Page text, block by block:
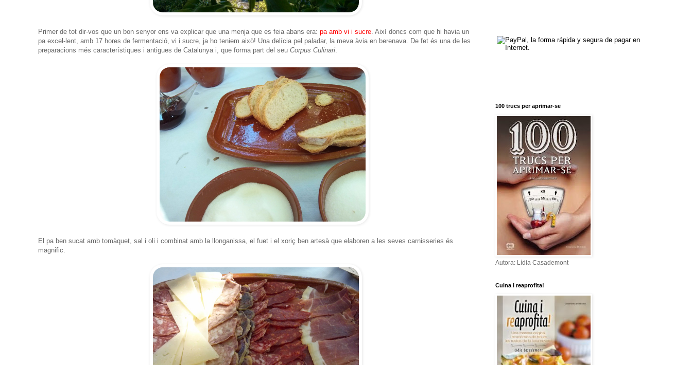
Primer de tot dir-vos que un bon senyor ens va explicar que una menja que es feia abans era: pa amb vi i sucre . Així doncs com que hi havia un
pa excel-lent, amb 17 hores de fermentació, vi i sucre, ja ho teniem això! Una delícia pel paladar, la meva àvia en berenava. De fet és una de les
preparacions més característiques i antigues de Catalunya i, que forma part del seu Corpus Culinari
El pa ben sucat amb tomàquet, sal i oli i combinat amb la llonganissa, el fuet i el xoriç ben artesà que elaboren a les seves carnisseries és
magnific.
100 trucs per aprimar-se
Autora: Lídia Casademont
Cuina i reaprofita!